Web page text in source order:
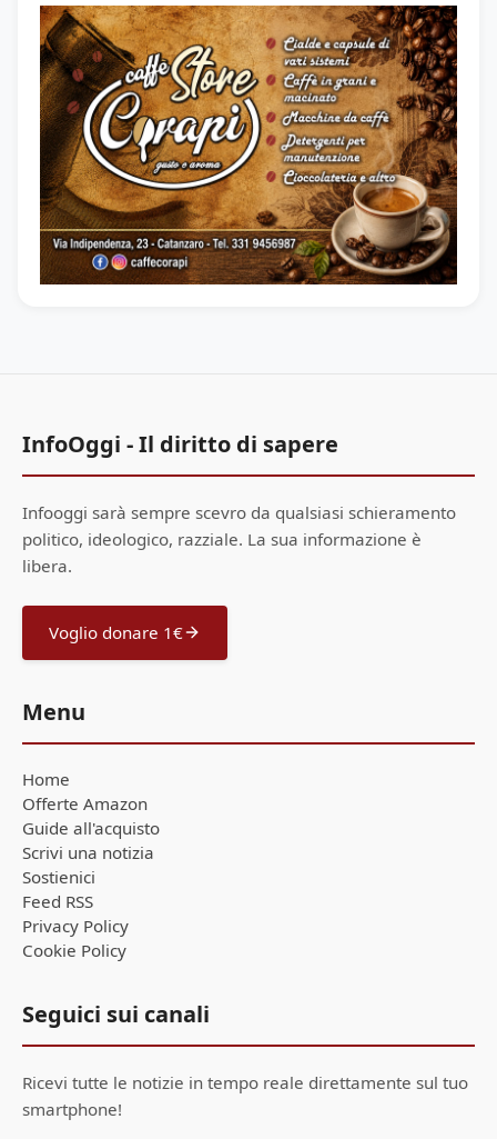
InfoOggi - Il diritto di sapere
Infooggi sarà sempre scevro da qualsiasi schieramento
politico, ideologico, razziale. La sua informazione è
libera.
Voglio donare 1€
Menu
Home
Offerte Amazon
Guide all'acquisto
Scrivi una notizia
Sostienici
Feed RSS
Privacy Policy
Cookie Policy
Seguici sui canali
Ricevi tutte le notizie in tempo reale direttamente sul tuo
smartphone!